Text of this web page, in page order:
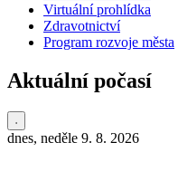
Virtuální prohlídka
Zdravotnictví
Program rozvoje města
Aktuální počasí
dnes, neděle 9. 8. 2026